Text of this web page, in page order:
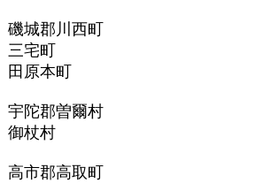
磯城郡川西町
三宅町
田原本町
宇陀郡曽爾村
御杖村
高市郡高取町